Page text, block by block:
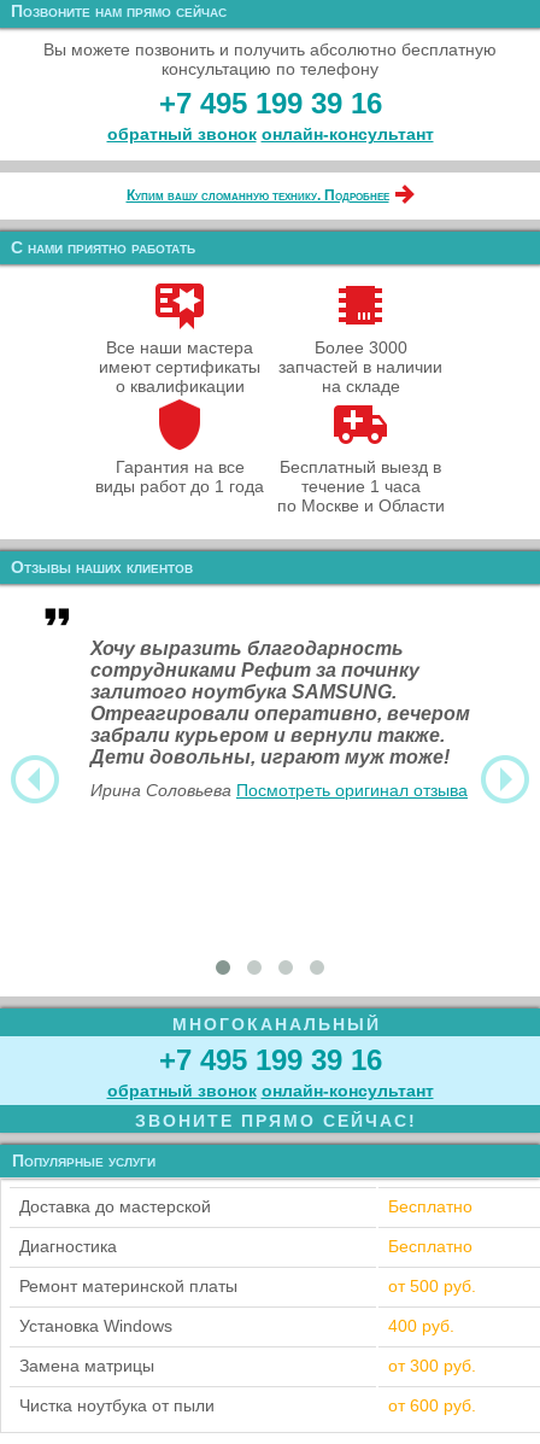
Позвоните нам прямо сейчас
Вы можете позвонить и получить абсолютно бесплатную
консультацию по телефону
+7 495 199 39 16
обратный звонок онлайн‑консультант
Купим вашу сломанную технику. Подробнее
С нами приятно работать
Все наши мастера
имеют сертификаты
о квалификации
Более 3000
запчастей в наличии
на складе
Гарантия на все
виды работ до 1 года
Бесплатный выезд в
течение 1 часа
по Москве и Области
Отзывы наших клиентов
Хочу выразить благодарность
сотрудниками Рефит за починку
залитого ноутбука SAMSUNG.
Отреагировали оперативно, вечером
забрали курьером и вернули также.
Дети довольны, играют муж тоже!
Ирина Соловьева Посмотреть оригинал отзыва
МНОГОКАНАЛЬНЫЙ
+7 495 199 39 16
обратный звонок онлайн‑консультант
ЗВОНИТЕ ПРЯМО СЕЙЧАС!
Популярные услуги
Доставка до мастерской Бесплатно
Диагностика Бесплатно
Ремонт материнской платы от 500 руб.
Установка Windows 400 руб.
Замена матрицы от 300 руб.
Чистка ноутбука от пыли от 600 руб.